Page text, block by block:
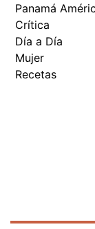
Panamá
Crítica
Día a Día
Mujer
Recetas